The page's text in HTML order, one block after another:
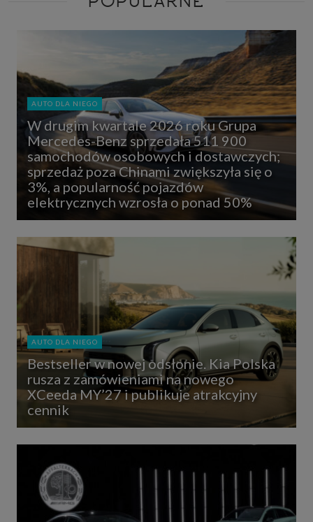
AUTO DLA NIEGO
W drugim kwartale 2026 roku Grupa
Mercedes-Benz sprzedała 511 900
samochodów osobowych i dostawczych;
sprzedaż poza Chinami zwiększyła się o
3%, a popularność pojazdów
elektrycznych wzrosła o ponad 50%
AUTO DLA NIEGO
Bestseller w nowej odsłonie. Kia Polska
rusza z zamówieniami na nowego
XCeeda MY’27 i publikuje atrakcyjny
cennik